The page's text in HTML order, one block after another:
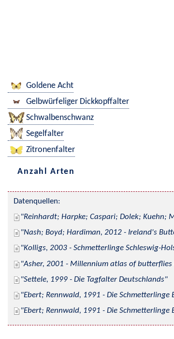
Goldene Acht
Gelbwürfeliger Dickkopffalter
Schwalbenschwanz
Segelfalter
Zitronenfalter
Anzahl Arten
Datenquellen:
Reinhardt; Harpke; Caspari; Dolek; Kuehn;
Nash; Boyd; Hardiman, 2012 - Ireland's
Kolligs, 2003 - Schmetterlinge Schleswig-
Asher, 2001 - Millennium atlas of
Settele, 1999 - Die Tagfalter Deutschlands
Ebert; Rennwald, 1991 - Die
Ebert; Rennwald, 1991 - Die